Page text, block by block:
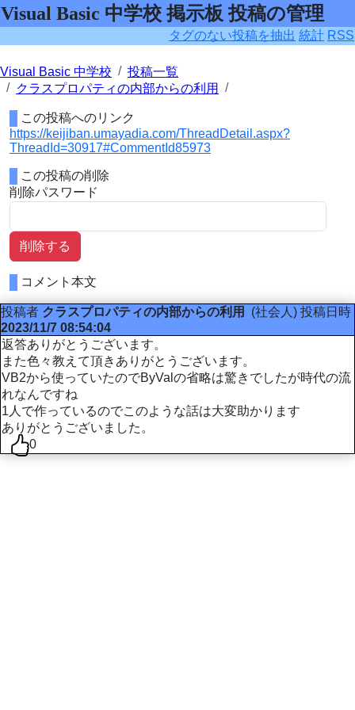
Visual Basic 中学校 掲示板 投稿の管理
タグのない投稿を抽出 統計 RSS
Visual Basic 中学校
投稿一覧
クラスプロパティの内部からの利用
この投稿へのリンク
https://keijiban.umayadia.com/ThreadDetail.aspx?
ThreadId=30917#CommentId85973
この投稿の削除
削除パスワード
削除する
コメント本文
投稿者 クラスプロパティの内部からの利用 (社会人) 投稿日時
2023/11/7 08:54:04
返答ありがとうございます。
また色々教えて頂きありがとうございます。
VB2から使っていたのでByValの省略は驚きでしたが時代の流
れなんですね
1人で作っているのでこのような話は大変助かります
ありがとうございました。
0